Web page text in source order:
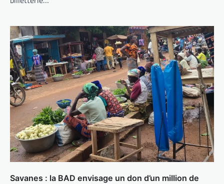
Savanes : la BAD envisage un don d’un million de